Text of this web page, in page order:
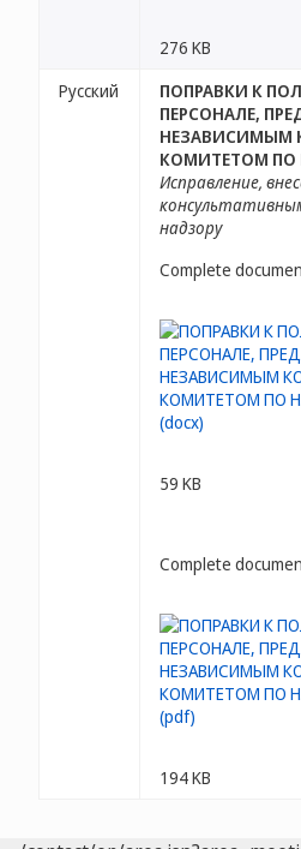
276 KB
Русский
ПОПРАВКИ К
ПЕРСОНАЛЕ,
НЕЗАВИСИМЫМ
КОМИТЕТОМ ПО
Исправление,
надзору
Complete
59 KB
Complete
194 KB